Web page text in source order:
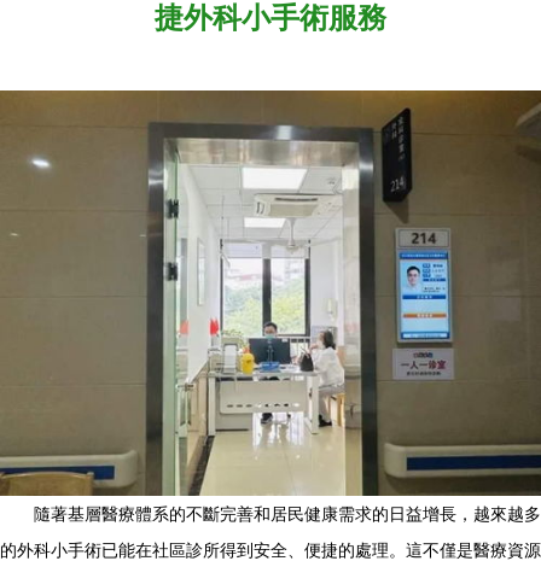
捷外科小手術服務
隨著基層醫療體系的不斷完善和居民健康需求的日益增長，越來越多
的外科小手術已能在社區診所得到安全、便捷的處理。這不僅是醫療資源